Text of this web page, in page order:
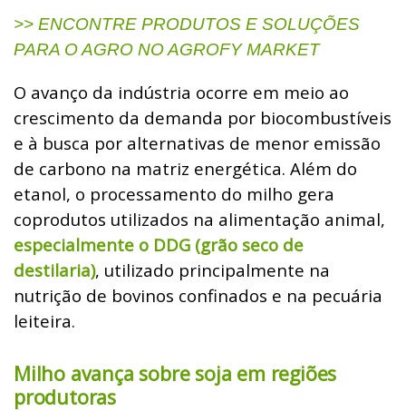
>> ENCONTRE PRODUTOS E SOLUÇÕES
PARA O AGRO NO AGROFY MARKET
O avanço da indústria ocorre em meio ao
crescimento da demanda por biocombustíveis
e à busca por alternativas de menor emissão
de carbono na matriz energética. Além do
etanol, o processamento do milho gera
coprodutos utilizados na alimentação animal,
especialmente o DDG (grão seco de
destilaria), utilizado principalmente na
nutrição de bovinos confinados e na pecuária
leiteira.
Milho avança sobre soja em regiões
produtoras